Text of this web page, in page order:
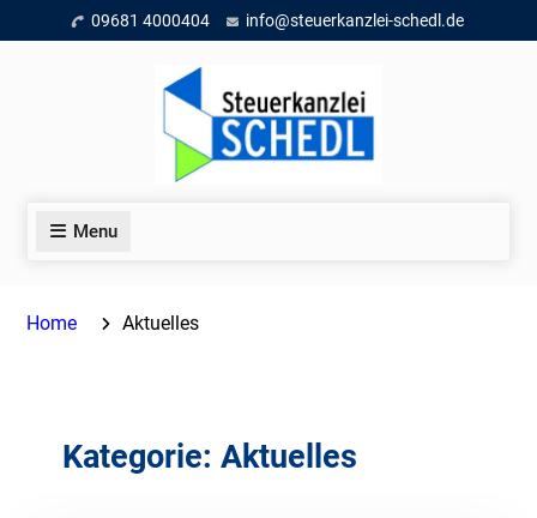
to
09681 4000404 info@steuerkanzlei-schedl.de
Menu
Home Aktuelles
Kategorie: Aktuelles